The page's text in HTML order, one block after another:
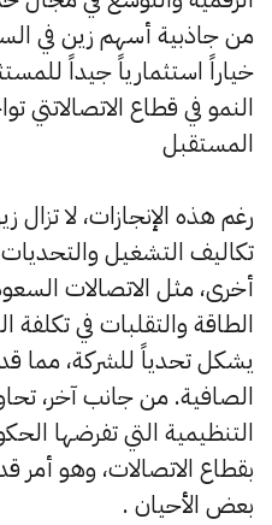
من جاذبية أسهم زين في
خياراً استثمارياً جيداً
النمو في قطاع الاتصالاتتي
المستقبل
رغم هذه الإنجازات، لا
تكاليف التشغيل
أخرى، مثل الاتصالات
الطاقة والتقلبات في
يشكل تحدياً للشركة، مما
الصافية. من جانب آخر،
التنظيمية التي تفرضها
بقطاع الاتصالات، وهو أمر
بعض الأحيان .